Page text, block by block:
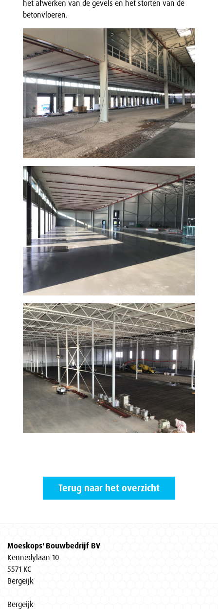
het afwerken van de gevels en het storten van de
betonvloeren.
Terug naar het overzicht
Moeskops' Bouwbedrijf BV
Kennedylaan 10
5571 KC
Bergeijk
Bergeijk